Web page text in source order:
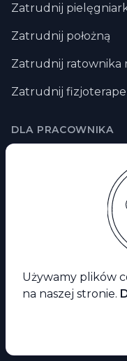
Używamy plików
na naszej stronie.
Zatrudnij
Zatrudnij położną
Zatrudnij ratownika
Zatrudnij
DLA PRACOWNIKA
Praca dla pielegniarki
Praca dla położnej
Praca dla
Praca za granicą